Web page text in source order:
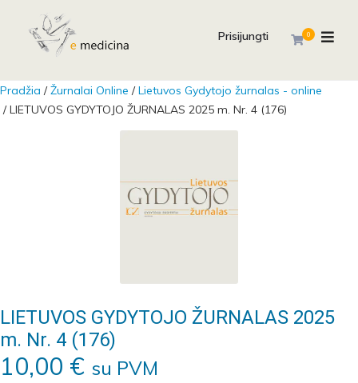
0
Prisijungti
Pradžia /Žurnalai Online /Lietuvos Gydytojo žurnalas - online
/ LIETUVOS GYDYTOJO ŽURNALAS 2025 m. Nr. 4 (176)
LIETUVOS GYDYTOJO ŽURNALAS 2025
m. Nr. 4 (176)
10,00 € su PVM